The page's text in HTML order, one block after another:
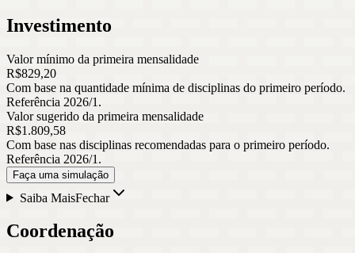
Investimento
Valor mínimo da primeira mensalidade
R$829,20
Com base na quantidade mínima de disciplinas do primeiro período.
Referência 2026/1.
Valor sugerido da primeira mensalidade
R$1.809,58
Com base nas disciplinas recomendadas para o primeiro período.
Referência 2026/1.
Faça uma simulação
Saiba MaisFechar
Coordenação